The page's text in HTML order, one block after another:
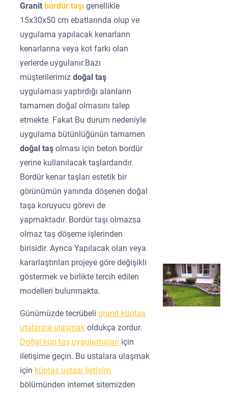
Granitbordür taşı genellikle
15x30x50 cm ebatlarında olup ve
uygulama yapılacak kenarların
kenarlarına veya kot farkı olan
yerlerde uygulanır.Bazı
müşterilerimizdoğal taş
uygulaması yaptırdığı alanların
tamamen doğal olmasını talep
etmekte. Fakat Bu durum nedeniyle
uygulama bütünlüğünün tamamen
doğal taşolması için beton bordür
yerine kullanılacak taşlardandır.
Bordür kenar taşları estetik bir
görünümün yanında döşenen doğal
taşa koruyucu görevi de
yapmaktadır. Bordür taşı olmazsa
olmaz taş döşeme işlerinden
birisidir. Ayrıca Yapılacak olan veya
kararlaştırılan projeye göre değişikli
göstermek ve birlikte tercih edilen
modelleri bulunmakta.
Günümüzde tecrübeligranit küptaş
utalarına ulaşmak oldukça zordur.
Doğal küp taş uygulamaları için
iletişime geçin. Bu ustalara ulaşmak
için küptaş ustası iletişim
bölümünden internet sitemizden